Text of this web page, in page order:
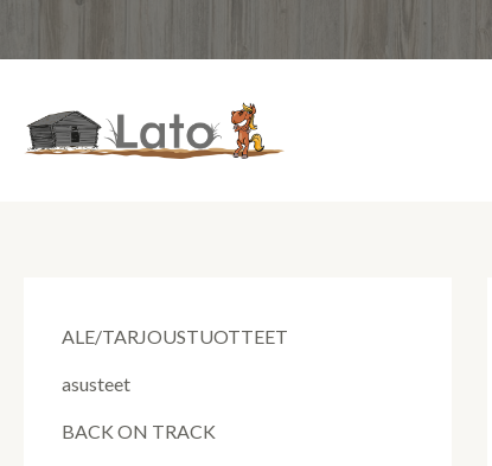
ALE/TARJOUSTUOTTEET
asusteet
BACK ON TRACK